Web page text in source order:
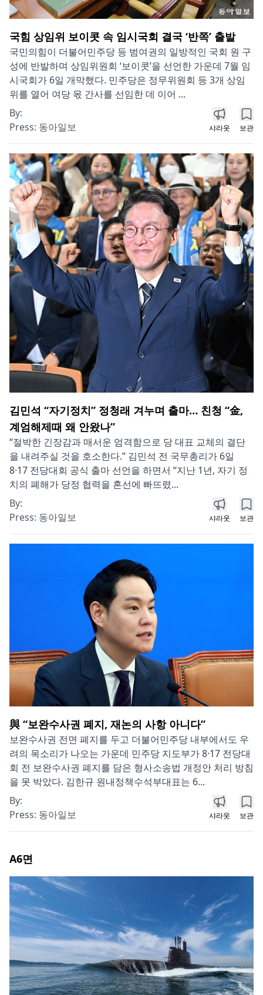
국힘 상임위 보이콧 속 임시국회 결국 ‘반쪽’ 출발
국민의힘이 더불어민주당 등 범여권의 일방적인 국회 원 구
성에 반발하며 상임위원회 ‘보이콧’을 선언한 가운데 7월 임
시국회가 6일 개막했다. 민주당은 정무위원회 등 3개 상임
위를 열어 여당 몫 간사를 선임한 데 이어 ...
By:
Press: 동아일보 샤라웃 보관
김민석 “자기정치” 정청래 겨누며 출마… 친청 “金,
계엄해제때 왜 안왔나”
“절박한 긴장감과 매서운 엄격함으로 당 대표 교체의 결단
을 내려주실 것을 호소한다.” 김민석 전 국무총리가 6일
8·17 전당대회 공식 출마 선언을 하면서 “지난 1년, 자기 정
치의 폐해가 당정 협력을 혼선에 빠뜨렸...
By:
Press: 동아일보 샤라웃 보관
與 “보완수사권 폐지, 재논의 사항 아니다”
보완수사권 전면 폐지를 두고 더불어민주당 내부에서도 우
려의 목소리가 나오는 가운데 민주당 지도부가 8·17 전당대
회 전 보완수사권 폐지를 담은 형사소송법 개정안 처리 방침
을 못 박았다. 김한규 원내정책수석부대표는 6...
By:
Press: 동아일보 샤라웃 보관
A6면